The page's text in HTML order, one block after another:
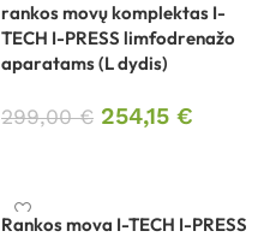
rankos movų komplektas I-
TECH I-PRESS limfodrenažo
aparatams (L dydis)
299,00€ 254,15 €
Rankos mova I-TECH I-PRESS